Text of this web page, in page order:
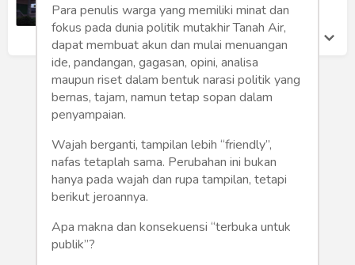
Internasional
Bisnis
Humaniora
Tekno
Gaya
Wisata
Sabtu 24 Feb, 2024
Para penulis warga yang memiliki minat dan
fokus pada dunia politik mutakhir Tanah Air,
dapat membuat akun dan mulai menuangan
ide, pandangan, gagasan, opini, analisa
maupun riset dalam bentuk narasi politik yang
bernas, tajam, namun tetap sopan dalam
penyampaian.
Wajah berganti, tampilan lebih “friendly”,
nafas tetaplah sama. Perubahan ini bukan
hanya pada wajah dan rupa tampilan, tetapi
berikut jeroannya.
Apa makna dan konsekuensi “terbuka untuk
publik”?